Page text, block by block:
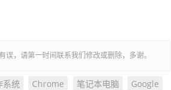
，请第一时间联系我们修改或删除，多谢。
系统 Chrome 笔记本电脑 Google